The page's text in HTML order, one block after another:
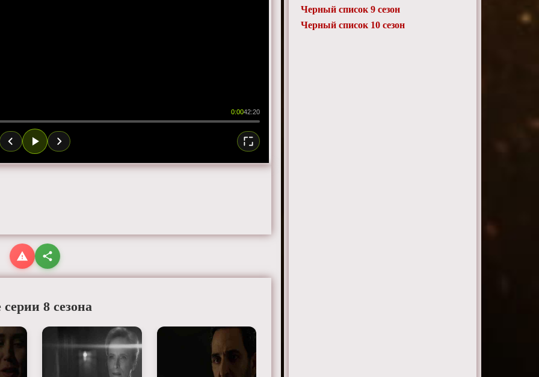
0:0042:20
серии 8 сезона
Черный список 9 сезон
Черный список 10 сезон